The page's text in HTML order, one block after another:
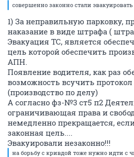
совершенно законно стали эвакуировать
1) За неправильную парковку,
наказание в виде штрафа (
Эвакуация ТС, является
цель которой обеспечить
АПН.
Появление водителя, как раз
возможность всучить
(производство по делу)
А согласно фз-№3 ст5 п2
ограничивающая права и
немедленно прекращается,
законная цель....
Эвакуировали незаконно!!!
на борьбу с кривдой тоже нужно идти с